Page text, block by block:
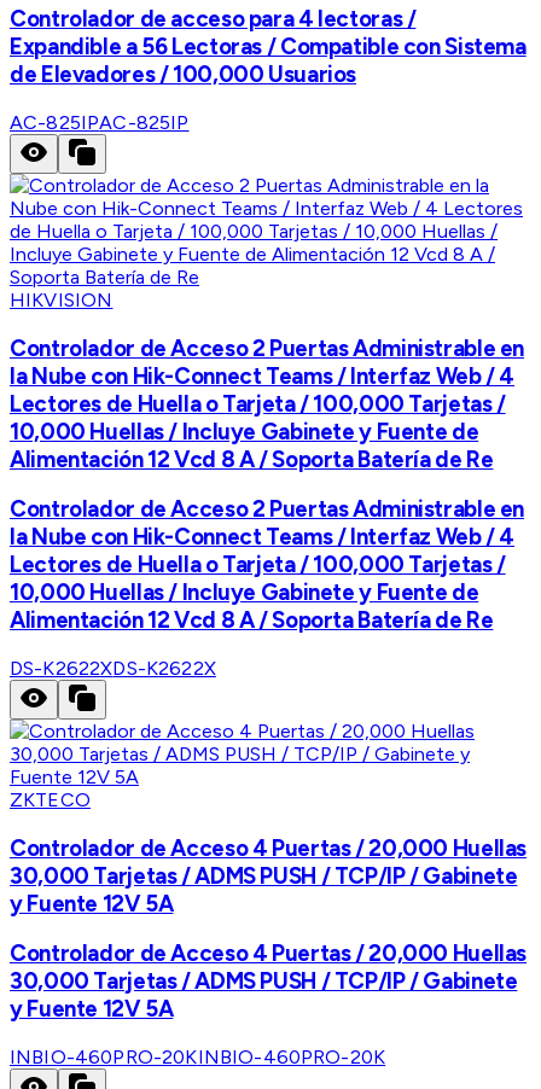
Controlador de acceso para 4 lectoras /
Expandible a 56 Lectoras / Compatible con Sistema
de Elevadores / 100,000 Usuarios
AC-825IPAC-825IP
HIKVISION
Controlador de Acceso 2 Puertas Administrable en
la Nube con Hik-Connect Teams / Interfaz Web / 4
Lectores de Huella o Tarjeta / 100,000 Tarjetas /
10,000 Huellas / Incluye Gabinete y Fuente de
Alimentación 12 Vcd 8 A / Soporta Batería de Re
Controlador de Acceso 2 Puertas Administrable en
la Nube con Hik-Connect Teams / Interfaz Web / 4
Lectores de Huella o Tarjeta / 100,000 Tarjetas /
10,000 Huellas / Incluye Gabinete y Fuente de
Alimentación 12 Vcd 8 A / Soporta Batería de Re
DS-K2622XDS-K2622X
ZKTECO
Controlador de Acceso 4 Puertas / 20,000 Huellas
30,000 Tarjetas / ADMS PUSH / TCP/IP / Gabinete
y Fuente 12V 5A
Controlador de Acceso 4 Puertas / 20,000 Huellas
30,000 Tarjetas / ADMS PUSH / TCP/IP / Gabinete
y Fuente 12V 5A
INBIO-460PRO-20KINBIO-460PRO-20K